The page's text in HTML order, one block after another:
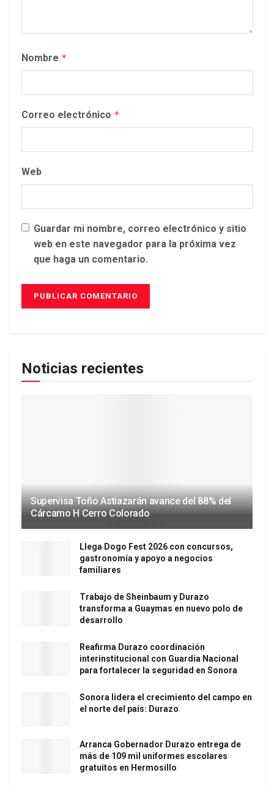
Nombre *
Correo electrónico *
Web
Guardar mi nombre, correo electrónico y sitio
web en este navegador para la próxima vez
que haga un comentario.
Noticias recientes
Supervisa Toño Astiazarán avance del 88% del
Cárcamo H Cerro Colorado
Llega Dogo Fest 2026 con concursos,
gastronomía y apoyo a negocios
familiares
Trabajo de Sheinbaum y Durazo
transforma a Guaymas en nuevo polo de
desarrollo
Reafirma Durazo coordinación
interinstitucional con Guardia Nacional
para fortalecer la seguridad en Sonora
Sonora lidera el crecimiento del campo en
el norte del país: Durazo
Arranca Gobernador Durazo entrega de
más de 109 mil uniformes escolares
gratuitos en Hermosillo